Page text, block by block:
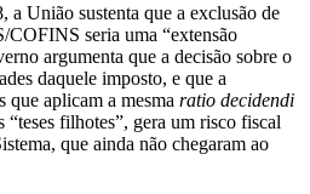
União sustenta que a exclusão de
COFINS seria uma “extensão
argumenta que a decisão sobre o
daquele imposto, e que a
que aplicam a mesma ratio decidendi
“teses filhotes”, gera um risco fiscal
que ainda não chegaram ao